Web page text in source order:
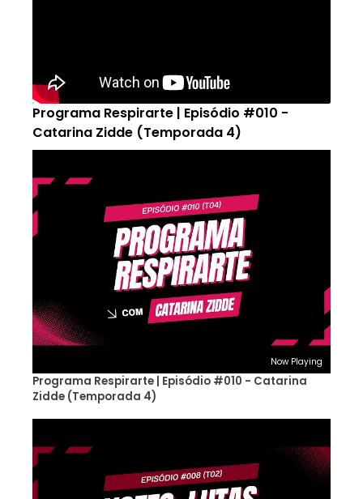
Programa Respirarte | Episódio #010 -
Catarina Zidde (Temporada 4)
Now Playing
Programa Respirarte | Episódio #010 - Catarina
Zidde (Temporada 4)